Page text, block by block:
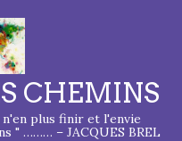
CHEMINS
plus finir et l'envie
" ……… – JACQUES BREL